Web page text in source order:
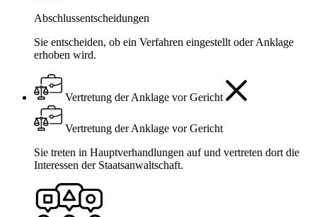
Abschlussentscheidungen
Sie entscheiden, ob ein Verfahren eingestellt oder Anklage
erhoben wird.
Vertretung der Anklage vor Gericht
Vertretung der Anklage vor Gericht
Sie treten in Hauptverhandlungen auf und vertreten dort die
Interessen der Staatsanwaltschaft.